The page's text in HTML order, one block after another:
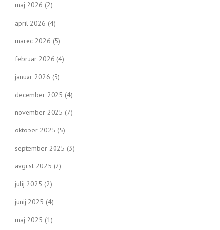
maj 2026 (2)
april 2026 (4)
marec 2026 (5)
februar 2026 (4)
januar 2026 (5)
december 2025 (4)
november 2025 (7)
oktober 2025 (5)
september 2025 (3)
avgust 2025 (2)
julij 2025 (2)
junij 2025 (4)
maj 2025 (1)